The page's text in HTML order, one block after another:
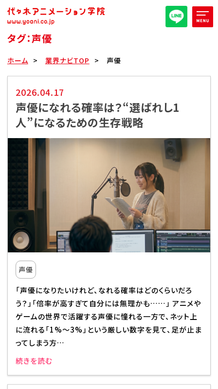
パンフレット取り寄せ
全日・夜間・通信 高等部
大学部 週1コース
代アニ概要
学部・学科紹介
校舎・施設
就職・キャリア
入学情報
在学生の活躍
イベント
タグ：声優
ホーム 業界ナビTOP 声優
2026.04.17
声優になれる確率は？“選ばれし1
人”になるための生存戦略
声優
「声優になりたいけれど、なれる確率はどのくらいだろ
う？」「倍率が高すぎて自分には無理かも……」 アニメや
ゲームの世界で活躍する声優に憧れる一方で、ネット上
に流れる「1%〜3%」という厳しい数字を見て、足が止ま
ってしまう方…
続きを読む